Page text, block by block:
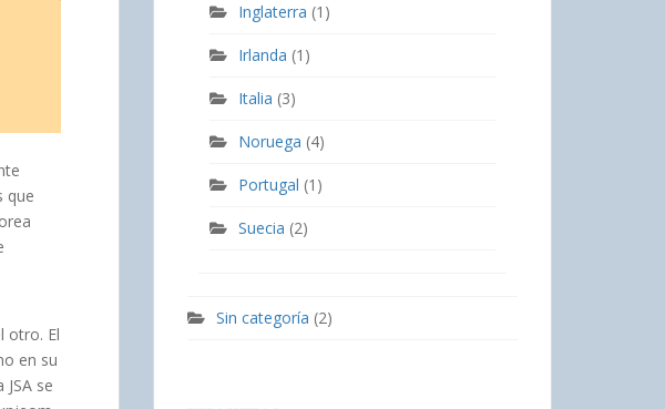
que
otro. El
en su
se
Inglaterra (1)
Irlanda (1)
Italia (3)
Noruega (4)
Portugal (1)
Suecia (2)
Sin categoría (2)